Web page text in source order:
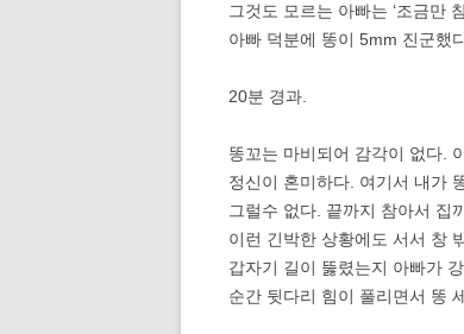
그것도 모르는 아빠는 ‘조금만
아빠 덕분에 똥이 5mm 진군했
20분 경과.
똥꼬는 마비되어 감각이 없다.
정신이 혼미하다. 여기서 내가
그럴수 없다. 끝까지 참아서 집
이런 긴박한 상황에도 서서 창
갑자기 길이 뚫렸는지 아빠가
순간 뒷다리 힘이 풀리면서 똥